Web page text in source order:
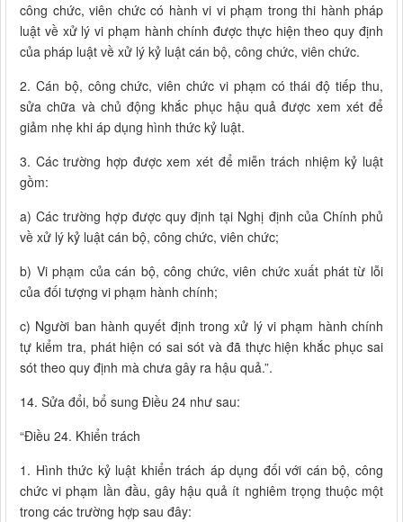
công chức, viên chức có hành vi vi phạm trong thi hành pháp
luật về xử lý vi phạm hành chính được thực hiện theo quy định
của pháp luật về xử lý kỷ luật cán bộ, công chức, viên chức.
2. Cán bộ, công chức, viên chức vi phạm có thái độ tiếp thu,
sửa chữa và chủ động khắc phục hậu quả được xem xét để
giảm nhẹ khi áp dụng hình thức kỷ luật.
3. Các trường hợp được xem xét để miễn trách nhiệm kỷ luật
gồm:
a) Các trường hợp được quy định tại Nghị định của Chính phủ
về xử lý kỷ luật cán bộ, công chức, viên chức;
b) Vi phạm của cán bộ, công chức, viên chức xuất phát từ lỗi
của đối tượng vi phạm hành chính;
c) Người ban hành quyết định trong xử lý vi phạm hành chính
tự kiểm tra, phát hiện có sai sót và đã thực hiện khắc phục sai
sót theo quy định mà chưa gây ra hậu quả.”.
14. Sửa đổi, bổ sung Điều 24 như sau:
“Điều 24. Khiển trách
1. Hình thức kỷ luật khiển trách áp dụng đối với cán bộ, công
chức vi phạm lần đầu, gây hậu quả ít nghiêm trọng thuộc một
trong các trường hợp sau đây: